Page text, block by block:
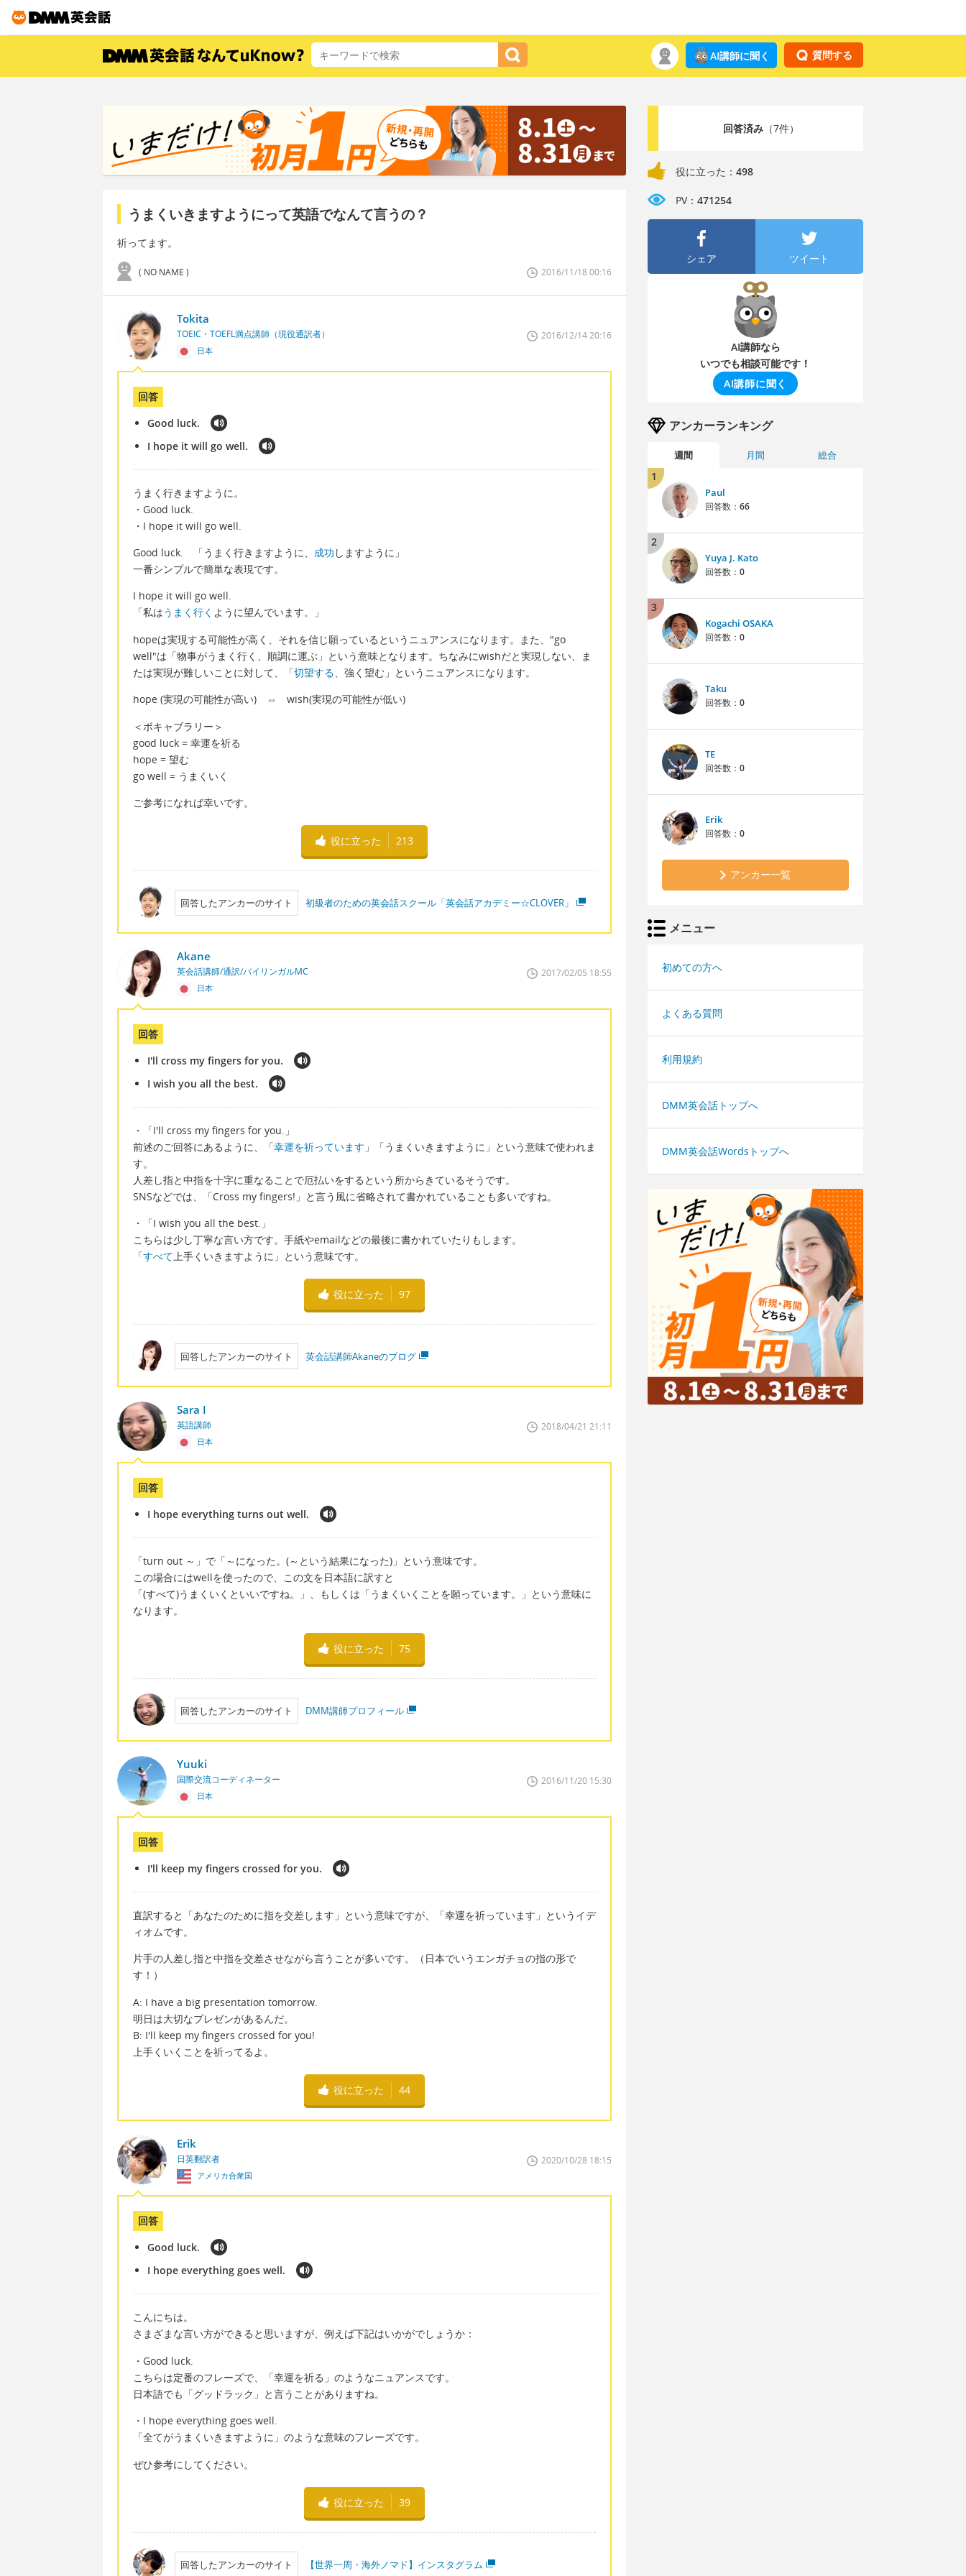
質問する
AI講師に聞く
うまくいきますようにって英語でなんて言うの？
祈ってます。
( NO NAME ) 2016/11/18 00:16
Tokita
TOEIC・TOEFL満点講師（現役通訳者）
日本
2016/12/14 20:16
回答
Good luck.
I hope it will go well.
うまく行きますように。
・Good luck.
・I hope it will go well.
Good luck. 「うまく行きますように、 成功 しますように」
一番シンプルで簡単な表現です。
I hope it will go well.
「私はうまく行く ように望んでいます。」
hopeは実現する可能性が高く、それを信じ願っているというニュアンスになります。また、"go
well"は「物事がうまく行く、順調に運ぶ」という意味となります。ちなみにwishだと実現しない、ま
たは実現が難しいことに対して、「切望する、強く望む」というニュアンスになります。
hope (実現の可能性が高い) ⇔ wish(実現の可能性が低い)
＜ボキャブラリー＞
good luck = 幸運を祈る
hope = 望む
go well = うまくいく
ご参考になれば幸いです。
役に立った 213
回答したアンカーのサイト 初級者のための英会話スクール「英会話アカデミー☆CLOVER」
Akane
英会話講師/通訳/バイリンガルMC
日本
2017/02/05 18:55
回答
I'll cross my fingers for you.
I wish you all the best.
・「I'll cross my fingers for you.」
前述のご回答にあるように、「幸運を祈っています 」「うまくいきますように」という意味で使われま
す。
人差し指と中指を十字に重なることで厄払いをするという所からきているそうです。
SNSなどでは、「Cross my fingers!」と言う風に省略されて書かれていることも多いですね。
・「I wish you all the best.」
こちらは少し丁寧な言い方です。手紙やemailなどの最後に書かれていたりもします。
「すべて上手くいきますように」という意味です。
役に立った 97
回答したアンカーのサイト 英会話講師Akaneのブログ
Sara I
英語講師
日本
2018/04/21 21:11
回答
I hope everything turns out well.
「turn out ～」で「～になった。(～という結果になった)」という意味です。
この場合にはwellを使ったので、この文を日本語に訳すと
「(すべて)うまくいくといいですね。」、もしくは「うまくいくことを願っています。」という意味に
なります。
役に立った 75
回答したアンカーのサイト DMM講師プロフィール
Yuuki
国際交流コーディネーター
日本
2016/11/20 15:30
回答
I'll keep my fingers crossed for you.
直訳すると「あなたのために指を交差します」という意味ですが、「幸運を祈っています」というイデ
ィオムです。
片手の人差し指と中指を交差させながら言うことが多いです。（日本でいうエンガチョの指の形で
す！）
A: I have a big presentation tomorrow.
明日は大切なプレゼンがあるんだ。
B: I'll keep my fingers crossed for you!
上手くいくことを祈ってるよ。
役に立った 44
Erik
日英翻訳者
アメリカ合衆国
2020/10/28 18:15
回答
Good luck.
I hope everything goes well.
こんにちは。
さまざまな言い方ができると思いますが、例えば下記はいかがでしょうか：
・Good luck.
こちらは定番のフレーズで、「幸運を祈る」のようなニュアンスです。
日本語でも「グッドラック」と言うことがありますね。
・I hope everything goes well.
「全てがうまくいきますように」のような意味のフレーズです。
ぜひ参考にしてください。
役に立った 39
回答したアンカーのサイト 【世界一周・海外ノマド】インスタグラム
回答済み（7件）
役に立った： 498
PV： 471254
シェア ツイート
AI講師なら
いつでも相談可能です！
AI講師に聞く
アンカーランキング
週間 月間 総合
1
Paul
回答数： 66
2
Yuya J. Kato
回答数： 0
3
Kogachi OSAKA
回答数： 0
Taku
回答数： 0
TE
回答数： 0
Erik
回答数： 0
アンカー一覧
メニュー
初めての方へ
よくある質問
利用規約
DMM英会話トップへ
DMM英会話Wordsトップへ